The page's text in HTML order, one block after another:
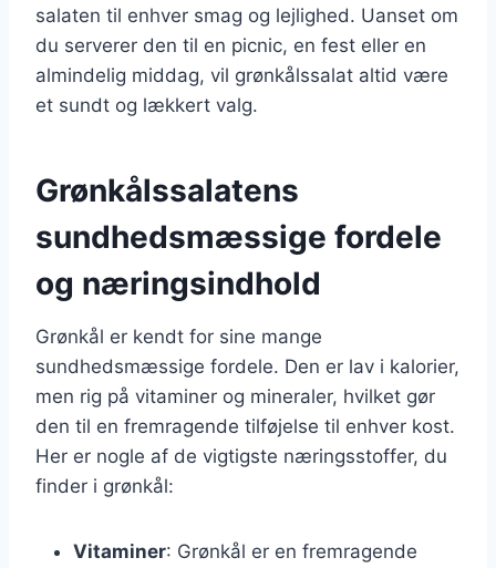
salaten til enhver smag og lejlighed. Uanset om
du serverer den til en picnic, en fest eller en
almindelig middag, vil grønkålssalat altid være
et sundt og lækkert valg.
Grønkålssalatens
sundhedsmæssige fordele
og næringsindhold
Grønkål er kendt for sine mange
sundhedsmæssige fordele. Den er lav i kalorier,
men rig på vitaminer og mineraler, hvilket gør
den til en fremragende tilføjelse til enhver kost.
Her er nogle af de vigtigste næringsstoffer, du
finder i grønkål:
Vitaminer: Grønkål er en fremragende